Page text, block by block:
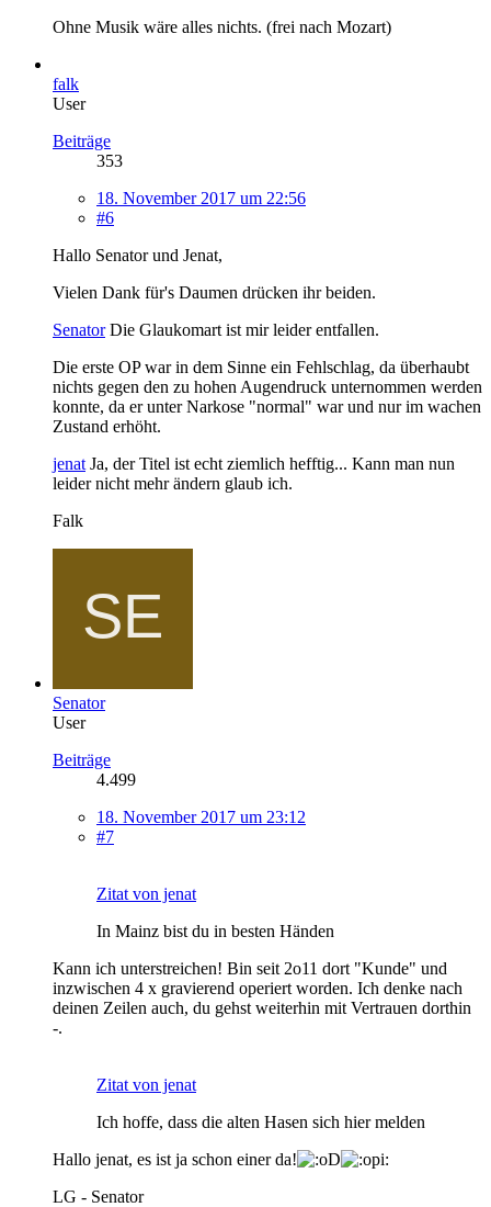
Ohne Musik wäre alles nichts. (frei nach Mozart)
falk
User
Beiträge
353
18. November 2017 um 22:56
#6
Hallo Senator und Jenat,
Vielen Dank für's Daumen drücken ihr beiden.
SenatorDie Glaukomart ist mir leider entfallen.
Die erste OP war in dem Sinne ein Fehlschlag, da überhaubt
nichts gegen den zu hohen Augendruck unternommen werden
konnte, da er unter Narkose "normal" war und nur im wachen
Zustand erhöht.
jenat Ja, der Titel ist echt ziemlich hefftig... Kann man nun
leider nicht mehr ändern glaub ich.
Falk
Senator
User
Beiträge
4.499
18. November 2017 um 23:12
#7
Zitat von jenat
In Mainz bist du in besten Händen
Kann ich unterstreichen! Bin seit 2o11 dort "Kunde" und
inzwischen 4 x gravierend operiert worden. Ich denke nach
deinen Zeilen auch, du gehst weiterhin mit Vertrauen dorthin
-.
Zitat von jenat
Ich hoffe, dass die alten Hasen sich hier melden
Hallo jenat, es ist ja schon einer da!
LG - Senator